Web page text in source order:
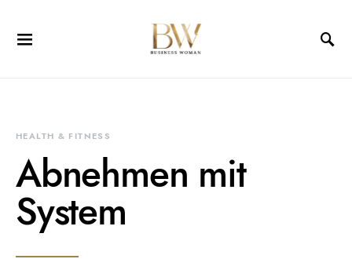
HEALTH & FITNESS
Abnehmen mit
System